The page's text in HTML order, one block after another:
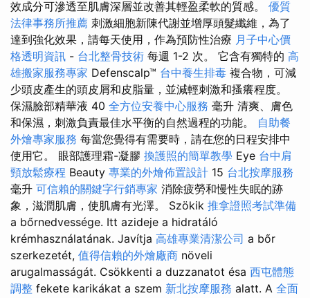
效成分可滲透至肌膚深層並改善其輕盈柔軟的質感。 優質
法律事務所推薦 刺激細胞新陳代謝並增厚頭髮纖維，為了
達到強化效果，請每天使用，作為預防性治療 月子中心價
格透明資訊 - 台北整骨技術 每週 1-2 次。 它含有獨特的 高
雄搬家服務專家 Defenscalp™ 台中養生排毒 複合物，可減
少頭皮產生的頭皮屑和皮脂量，並減輕刺激和搔癢程度。
保濕臉部精華液 40 全方位安養中心服務 毫升 清爽、膚色
和保濕，刺激負責最佳水平衡的自然過程的功能。 自助餐
外燴專家服務 每當您覺得有需要時，請在您的日程安排中
使用它。 眼部護理霜-凝膠 換護照的簡單教學 Eye 台中肩
頸放鬆療程 Beauty 專業的外燴佈置設計 15 台北按摩服務
毫升 可信賴的關鍵字行銷專家 消除疲勞和慢性失眠的跡
象，滋潤肌膚，使肌膚有光澤。 Szökik 推拿證照考試準備
a bőrnedvessége. Itt azideje a hidratáló
krémhasználatának. Javítja 高雄專業清潔公司 a bőr
szerkezetét, 值得信賴的外燴廠商 növeli
arugalmasságát. Csökkenti a duzzanatot ésa 西屯體態
調整 fekete karikákat a szem 新北按摩服務 alatt. A 全面